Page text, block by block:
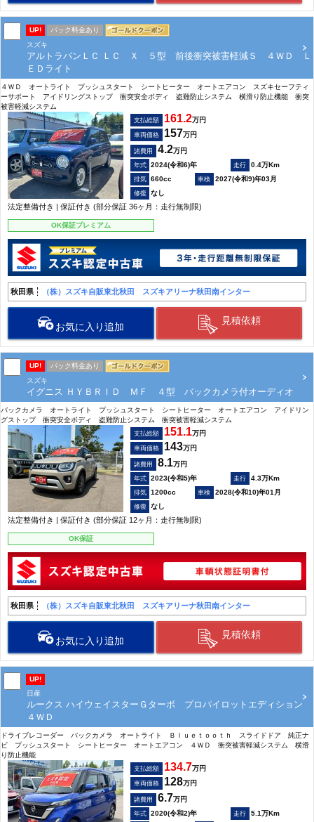
UP!
パック料金あり
スズキ
アルトラパンＬＣ ＬＣ Ｘ ５型 前後衝突被害軽減Ｓ ４ＷＤ Ｌ
ＥＤライト
４ＷＤ オートライト プッシュスタート シートヒーター オートエアコン スズキセーフティ
ーサポート アイドリングストップ 衝突安全ボディ 盗難防止システム 横滑り防止機能 衝突
被害軽減システム
支払総額 161.2万円
車両価格 157万円
諸費用 4.2万円
2024(令和6)年
0.4万Km
660cc
2027(令和9)年03月
なし
法定整備付き | 保証付き (部分保証 36ヶ月：走行無制限)
OK保証プレミアム
秋田県 （株）スズキ自販東北秋田 スズキアリーナ秋田南インター
お気に入り追加
見積依頼
UP!
パック料金あり
スズキ
イグニス ＨＹＢＲＩＤ ＭＦ ４型 バックカメラ付オーディオ
バックカメラ オートライト プッシュスタート シートヒーター オートエアコン アイドリン
グストップ 衝突安全ボディ 盗難防止システム 衝突被害軽減システム
支払総額 151.1万円
車両価格 143万円
諸費用 8.1万円
2023(令和5)年
4.3万Km
1200cc
2028(令和10)年01月
なし
法定整備付き | 保証付き (部分保証 12ヶ月：走行無制限)
OK保証
秋田県 （株）スズキ自販東北秋田 スズキアリーナ秋田南インター
お気に入り追加
見積依頼
UP!
日産
ルークス ハイウェイスターＧターボ プロパイロットエディション
４ＷＤ
ドライブレコーダー バックカメラ オートライト Ｂｌｕｅｔｏｏｔｈ スライドドア 純正ナ
ビ プッシュスタート シートヒーター オートエアコン ４ＷＤ 衝突被害軽減システム 横滑
り防止機能
支払総額 134.7万円
車両価格 128万円
諸費用 6.7万円
2020(令和2)年
5.1万Km